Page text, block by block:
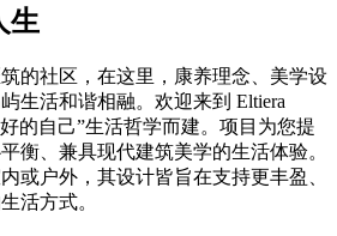
生
的社区，在这里，康养理念、美学设
生活和谐相融。欢迎来到 Eltiera
的自己”生活哲学而建。项目为您提
衡、兼具现代建筑美学的生活体验。
或户外，其设计皆旨在支持更丰盈、
活方式。